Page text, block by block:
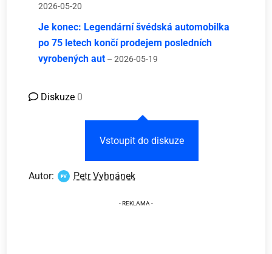
2026-05-20
Je konec: Legendární švédská automobilka
po 75 letech končí prodejem posledních
vyrobených aut – 2026-05-19
Diskuze 0
Vstoupit do diskuze
Autor: Petr Vyhnánek